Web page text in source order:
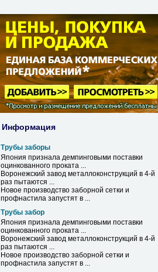
Информация
Трубы заборы
Япония признала демпинговыми поставки
оцинкованного проката ...
Воронежский завод металлоконструкций в 4-й
раз пытаются ...
Новое производство заборной сетки и
профнастила запустят в ...
Трубы забор
Япония признала демпинговыми поставки
оцинкованного проката ...
Воронежский завод металлоконструкций в 4-й
раз пытаются ...
Новое производство заборной сетки и
профнастила запустят в ...